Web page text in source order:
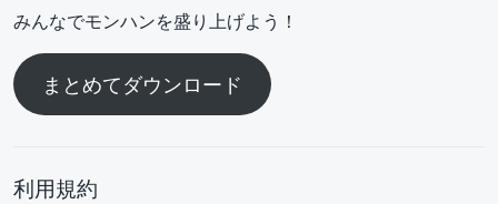
みんなでモンハンを盛り上げよう！
まとめてダウンロード
利用規約